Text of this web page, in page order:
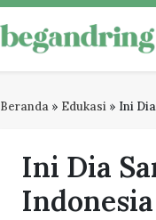
Begandring
Menjaga ingatan
Beranda » Edukasi » Ini
Ini Dia
Indonesia